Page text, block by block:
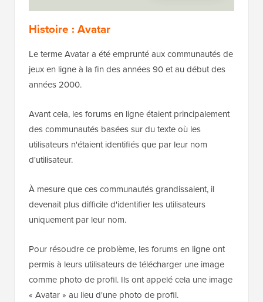
Histoire : Avatar
Le terme Avatar a été emprunté aux communautés de
jeux en ligne à la fin des années 90 et au début des
années 2000.
Avant cela, les forums en ligne étaient principalement
des communautés basées sur du texte où les
utilisateurs n'étaient identifiés que par leur nom
d'utilisateur.
À mesure que ces communautés grandissaient, il
devenait plus difficile d'identifier les utilisateurs
uniquement par leur nom.
Pour résoudre ce problème, les forums en ligne ont
permis à leurs utilisateurs de télécharger une image
comme photo de profil. Ils ont appelé cela une image
« Avatar » au lieu d'une photo de profil.